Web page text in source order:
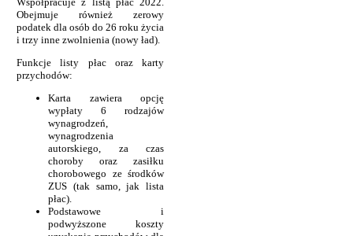
Obejmuje również zerowy
podatek dla osób do 26 roku życia
i trzy inne zwolnienia (nowy ład).
Funkcje listy płac oraz karty
przychodów:
Karta zawiera opcję
wypłaty 6 rodzajów
wynagrodzeń,
wynagrodzenia
autorskiego, za czas
choroby oraz zasiłku
chorobowego ze środków
ZUS (tak samo, jak lista
płac).
Podstawowe i
podwyższone koszty